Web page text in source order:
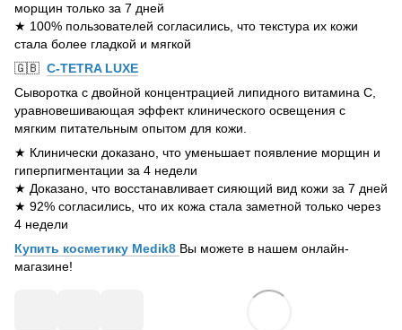
морщин только за 7 дней
★ 100% пользователей согласились, что текстура их кожи
стала более гладкой и мягкой
🇬🇧 C-TETRA LUXE
Cыворотка с двойной концентрацией липидного витамина С,
уравновешивающая эффект клинического освещения с
мягким питательным опытом для кожи.
★ Клинически доказано, что уменьшает появление морщин и
гиперпигментации за 4 недели
★ Доказано, что восстанавливает сияющий вид кожи за 7 дней
★ 92% согласились, что их кожа стала заметной только через
4 недели
Купить косметику Medik8 Вы можете в нашем онлайн-
магазине!